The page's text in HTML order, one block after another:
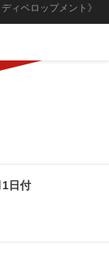
ィベロップメント》
1日付